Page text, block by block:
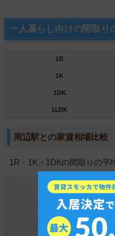
一人暮らし向けの間取り
1R
1K
1DK
1LDK
周辺駅との家賃相場比較
1R・1K・1DKの間取りの平
☆東花園☆
河内花園
若江岩田